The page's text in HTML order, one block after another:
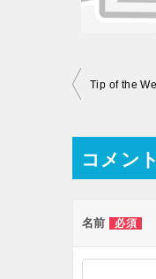
投
ナ
ビ
ー
Tip of the
コメン
名前 必須